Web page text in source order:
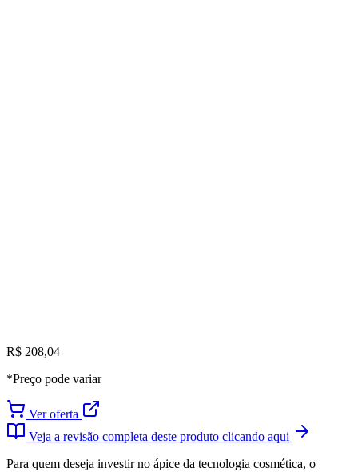
R$ 208,04
*Preço pode variar
Ver oferta
Veja a revisão completa deste produto clicando aqui
Para quem deseja investir no ápice da tecnologia cosmética, o